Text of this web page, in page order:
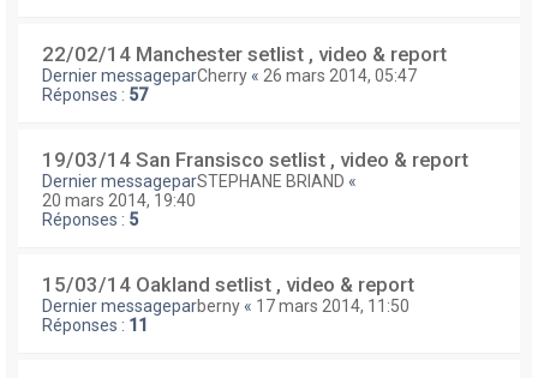
22/02/14 Manchester setlist , video & report
Dernier messageparCherry « 26 mars 2014, 05:47
Réponses : 57
19/03/14 San Fransisco setlist , video & report
Dernier messageparSTEPHANE BRIAND «
20 mars 2014, 19:40
Réponses : 5
15/03/14 Oakland setlist , video & report
Dernier messageparberny « 17 mars 2014, 11:50
Réponses : 11